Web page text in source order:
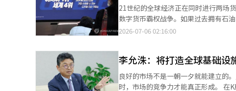
他还强调了合规性的重要性，表示：
（KYC）、信息保护、异常交易检测系统
到：“在虚拟资产用户保护法的完善
样。” 为此，未来资产集团的非金融子公司未来资产咨询将持有코빗97.15%的股份。当天，코빗表示，未来资产咨
收购코빗158万9859股股份。因此，
股，预计持股比例也将从92.06%增
21世纪的全球经济正在同时进行两场
数字货币霸权战争。如果过去拥有石
主导未来的金融秩序。最近在首尔举
去。”世界已经在行动，迟缓的国家
虽然从规模上看，仍无法与全球外汇
的金额。美元稳定币如今已演变为国
2026-07-06 02:16:00
李允洙：将打造全球基础设
良好的市场不是一朝一夕就能建立的
时，市场的竞争力才能真正形成。 在K股市场的繁荣期，韩国证券结算所所建立的稳定基础设施发挥了重要作用。作